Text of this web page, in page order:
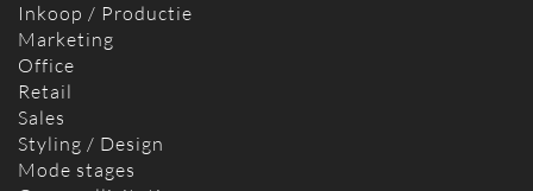
Inkoop / Productie
Marketing
Office
Retail
Sales
Styling / Design
Mode stages